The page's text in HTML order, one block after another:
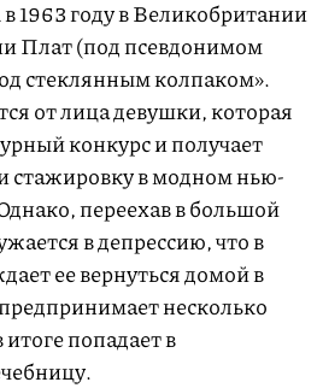
1963 году в Великобритании
Плат (под псевдонимом
стеклянным колпаком».
от лица девушки, которая
конкурс и получает
стажировку в модном нью-
переехав в большой
в депрессию, что в
ее вернуться домой в
несколько
попадает в